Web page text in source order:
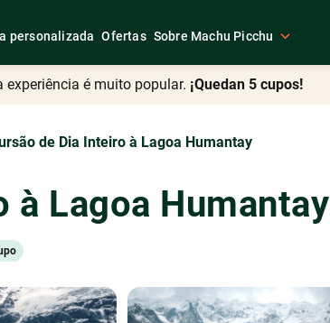
personalizada Ofertas Sobre Machu Picchu
experiência é muito popular. ¡Quedan 5 cupos!
de Dia Inteiro à Lagoa Humantay
à Lagoa Humantay